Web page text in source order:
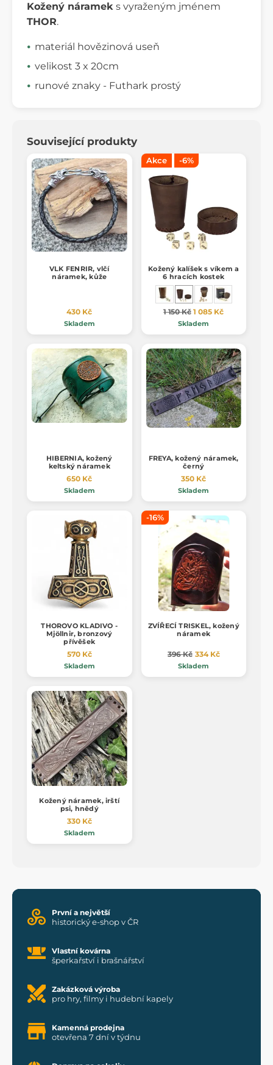
Kožený náramek s vyraženým jménem
THOR.
materiál hovězinová useň
velikost 3 x 20cm
runové znaky - Futhark prostý
Související produkty
VLK FENRIR, vlčí
náramek, kůže
430 Kč
Skladem
Akce -6%
Kožený kalíšek s víkem a
6 hracích kostek
1 150 Kč 1 085 Kč
Skladem
HIBERNIA, kožený
keltský náramek
650 Kč
Skladem
FREYA, kožený náramek,
černý
350 Kč
Skladem
THOROVO KLADIVO -
Mjöllnir, bronzový
přívěšek
570 Kč
Skladem
-16%
ZVÍŘECÍ TRISKEL, kožený
náramek
396 Kč 334 Kč
Skladem
Kožený náramek, irští
psi, hnědý
330 Kč
Skladem
První a největší
historický e-shop v ČR
Vlastní kovárna
šperkařství i brašnářství
Zakázková výroba
pro hry, filmy i hudební kapely
Kamenná prodejna
otevřena 7 dní v týdnu